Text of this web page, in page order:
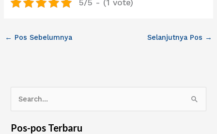
5/5 - (1 vote)
← Pos Sebelumnya Selanjutnya Pos →
r
Pos-pos Terbaru